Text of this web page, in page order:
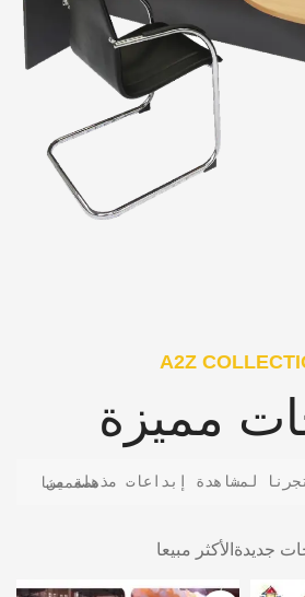
A2Z
مميزة
قم بزيارة متجرنا لمشاهدة إبداعات مذهلة من مصممينا
جديدة الأكثر مبيعا